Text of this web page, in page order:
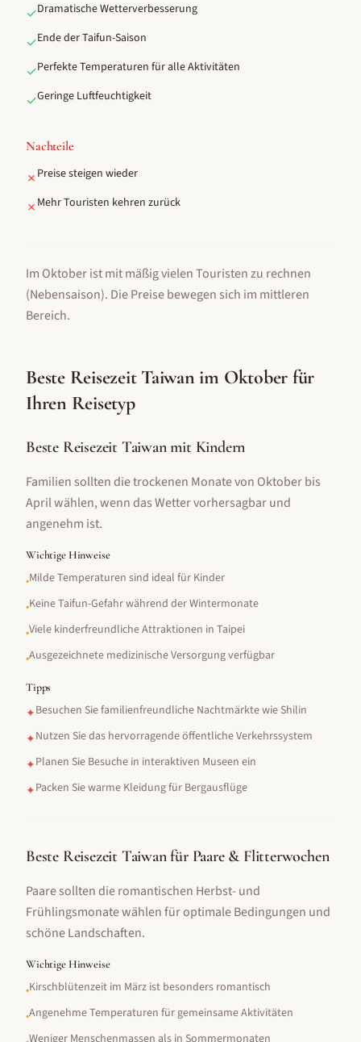
✓Dramatische Wetterverbesserung
✓Ende der Taifun-Saison
✓Perfekte Temperaturen für alle Aktivitäten
✓Geringe Luftfeuchtigkeit
Nachteile
✗ Preise steigen wieder
✗ Mehr Touristen kehren zurück
Im Oktober ist mit mäßig vielen Touristen zu rechnen
(Nebensaison). Die Preise bewegen sich im mittleren
Bereich.
Beste Reisezeit Taiwan im Oktober für
Ihren Reisetyp
Beste Reisezeit Taiwan mit Kindern
Familien sollten die trockenen Monate von Oktober bis
April wählen, wenn das Wetter vorhersagbar und
angenehm ist.
Wichtige Hinweise
•Milde Temperaturen sind ideal für Kinder
•Keine Taifun-Gefahr während der Wintermonate
•Viele kinderfreundliche Attraktionen in Taipei
•Ausgezeichnete medizinische Versorgung verfügbar
Tipps
✦Besuchen Sie familienfreundliche Nachtmärkte wie Shilin
✦Nutzen Sie das hervorragende öffentliche Verkehrssystem
✦Planen Sie Besuche in interaktiven Museen ein
✦Packen Sie warme Kleidung für Bergausflüge
Beste Reisezeit Taiwan für Paare & Flitterwochen
Paare sollten die romantischen Herbst- und
Frühlingsmonate wählen für optimale Bedingungen und
schöne Landschaften.
Wichtige Hinweise
•Kirschblütenzeit im März ist besonders romantisch
•Angenehme Temperaturen für gemeinsame Aktivitäten
Weniger Menschenmassen als in Sommermonaten